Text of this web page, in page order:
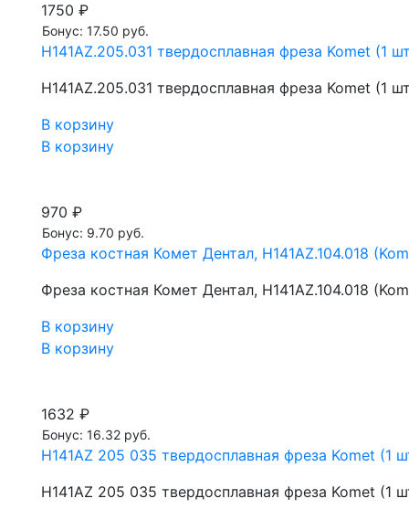
1750 ₽
Бонус: 17.50 руб.
H141AZ.205.031 твердосплавная фреза Komet (1
H141AZ.205.031 твердосплавная фреза Komet (1
В корзину
В корзину
970 ₽
Бонус: 9.70 руб.
Фреза костная Комет Дентал, H141AZ.104.018
Фреза костная Комет Дентал, H141AZ.104.018
В корзину
В корзину
1632 ₽
Бонус: 16.32 руб.
H141AZ 205 035 твердосплавная фреза Komet (1
H141AZ 205 035 твердосплавная фреза Komet (1